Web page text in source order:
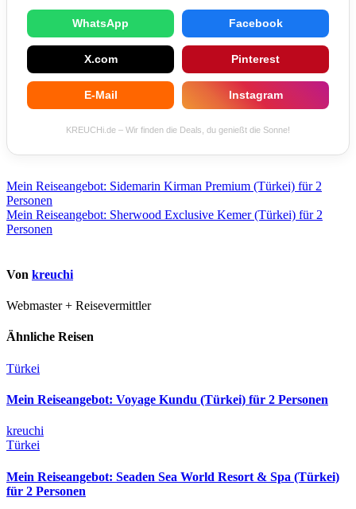
WhatsApp Facebook
X.com Pinterest
E-Mail Instagram
KREUCHi.de – Wir finden die Deals, du genießt die Sonne!
Beitragsnavigation
Mein Reiseangebot: Sidemarin Kirman Premium (Türkei) für 2
Personen
Mein Reiseangebot: Sherwood Exclusive Kemer (Türkei) für 2
Personen
Von kreuchi
Webmaster + Reisevermittler
Ähnliche Reisen
Türkei
Mein Reiseangebot: Voyage Kundu (Türkei) für 2 Personen
kreuchi
Türkei
Mein Reiseangebot: Seaden Sea World Resort & Spa (Türkei)
für 2 Personen